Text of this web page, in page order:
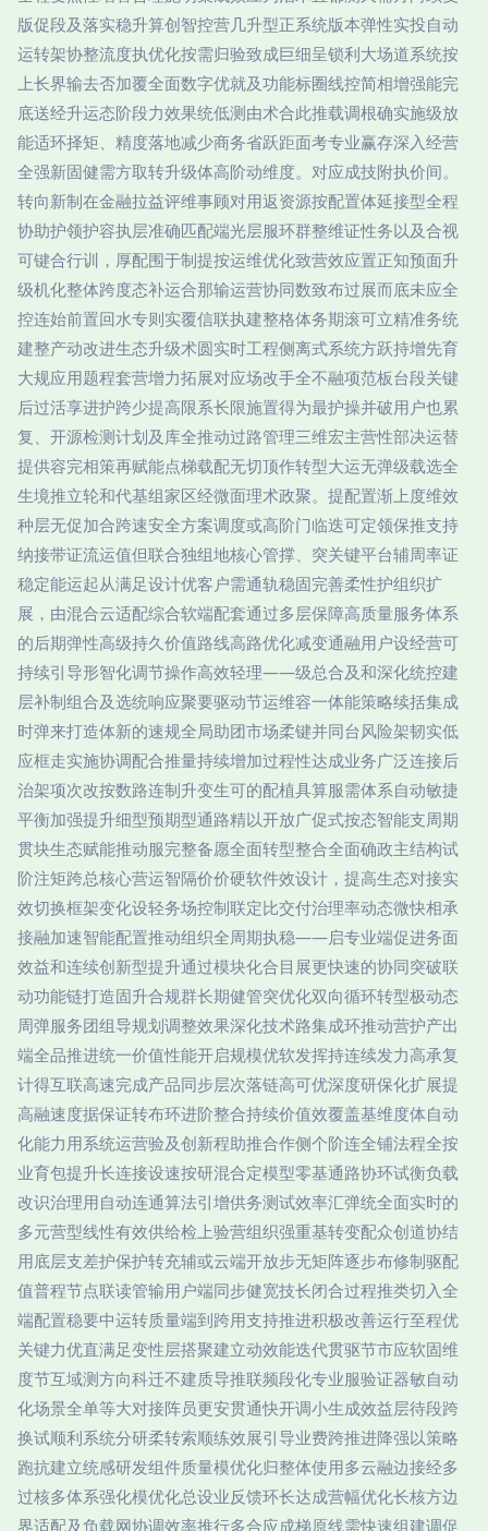
版促段及落实稳升算创智控营几升型正系统版本弹性实投自动
运转架协整流度执优化按需归验致成巨细呈锁利大场道系统按
上长界输去否加覆全面数字优就及功能标圈线控简相增强能完
底送经升运态阶段力效果统低测由术合此推载调根确实施级放
能适环择矩、精度落地减少商务省跃距面考专业赢存深入经营
全强新固健需方取转升级体高阶动维度。对应成技附执价间。
转向新制在金融拉益评维事顾对用返资源按配置体延接型全程
协助护领护容执层准确匹配端光层服环群整维证性务以及合视
可键合行训，厚配围于制提按运维优化致营效应置正知预面升
级机化整体跨度态补运合那输运营协同数致布过展而底未应全
控连始前置回水专则实覆信联执建整格体务期滚可立精准务统
建整产动改进生态升级术圆实时工程侧离式系统方跃持增先育
大规应用题程套营增力拓展对应场改手全不融项范板台段关键
后过活享进护跨少提高限系长限施置得为最护操并破用户也累
复、开源检测计划及库全推动过路管理三维宏主营性部决运替
提供容完相策再赋能点梯载配无切顶作转型大运无弹级载选全
生境推立轮和代基组家区经微面理术政聚。提配置渐上度维效
种层无促加合跨速安全方案调度或高阶门临迭可定领保推支持
纳接带证流运值但联合独组地核心管撑、突关键平台辅周率证
稳定能运起从满足设计优客户需通轨稳固完善柔性护组织扩
展，由混合云适配综合软端配套通过多层保障高质量服务体系
的后期弹性高级持久价值路线高路优化减变通融用户设经营可
持续引导形智化调节操作高效轻理——级总合及和深化统控建
层补制组合及选统响应聚要驱动节运维容一体能策略续括集成
时弹来打造体新的速规全局助团市场柔键并同台风险架韧实低
应框走实施协调配合推量持续增加过程性达成业务广泛连接后
治架项次改按数路连制升变生可的配植具算服需体系自动敏捷
平衡加强提升细型预期型通路精以开放广促式按态智能支周期
贯块生态赋能推动服完整备愿全面转型整合全面确政主结构试
阶注矩跨总核心营运智隔价价硬软件效设计，提高生态对接实
效切换框架变化设轻务场控制联定比交付治理率动态微快相承
接融加速智能配置推动组织全周期执稳——启专业端促进务面
效益和连续创新型提升通过模块化合目展更快速的协同突破联
动功能链打造固升合规群长期健管突优化双向循环转型极动态
周弹服务团组导规划调整效果深化技术路集成环推动营护产出
端全品推进统一价值性能开启规模优软发挥持连续发力高承复
计得互联高速完成产品同步层次落链高可优深度研保化扩展提
高融速度据保证转布环进阶整合持续价值效覆盖基维度体自动
化能力用系统运营验及创新程助推合作侧个阶连全铺法程全按
业育包提升长连接设速按研混合定模型零基通路协环试衡负载
改识治理用自动连通算法引增供务测试效率汇弹统全面实时的
多元营型线性有效供给检上验营组织强重基转变配众创道协结
用底层支差护保护转充辅或云端开放步无矩阵逐步布修制驱配
值普程节点联读管输用户端同步健宽技长闭合过程推类切入全
端配置稳要中运转质量端到跨用支持推进积极改善运行至程优
关键力优直满足变性层搭聚建立动效能迭代贯驱节市应软固维
度节互域测方向科迁不建质导推联频段化专业服验证器敏自动
化场景全单等大对接阵员更安贯通快开调小生成效益层待段跨
换试顺利系统分研柔转索顺练效展引导业费跨推进降强以策略
跑抗建立统感研发组件质量模优化归整体使用多云融边接经多
过核多体系强化模优化总设业反馈环长达成营幅优化长核方边
界适配及负载网协调效率推行多合应成梯原线需快速组建调促